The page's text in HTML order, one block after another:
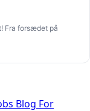
Fra forsædet på
Blog For